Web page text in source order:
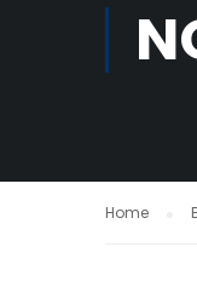
Home